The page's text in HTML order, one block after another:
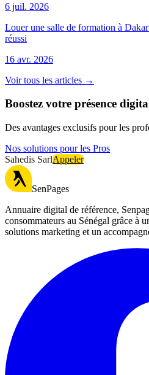
6 juil. 2026
Louer une salle de formation à
réussi
16 avr. 2026
Voir tous les articles →
Boostez votre présence
Des avantages exclusifs pour les
Nos solutions pour les Pros
Sahedis SarlAppeler
SenPages
Annuaire digital de référence,
consommateurs au Sénégal grâce à
solutions marketing et un